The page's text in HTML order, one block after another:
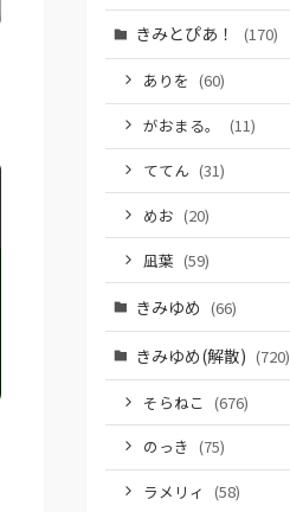
きみとぴあ！ (170)
ありを (60)
がおまる。
(11)
ててん (31)
めお (20)
凪葉 (59)
きみゆめ (66)
きみゆめ(解散) (720)
そらねこ (676)
のっき (75)
ラメリィ (58)